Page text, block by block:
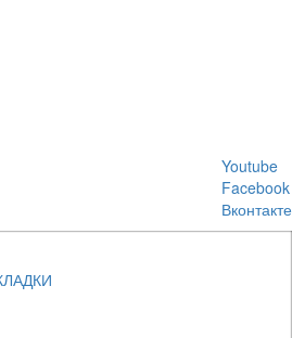
Youtube
Facebook
Вконтакте